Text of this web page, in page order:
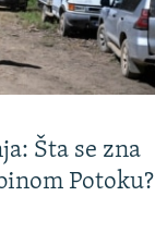
Šta se zna
Potoku?